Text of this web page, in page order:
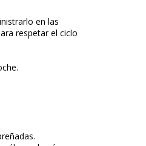
en las
respetar el ciclo